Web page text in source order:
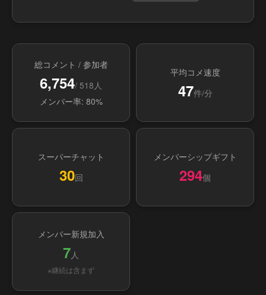
総コメント / 参加者
6,754/ 518人
メンバー率: 80%
平均コメ速度
47件/分
スーパーチャット
30回
メンバーシップギフト
294個
メンバー新規加入
7人
※継続は含まず